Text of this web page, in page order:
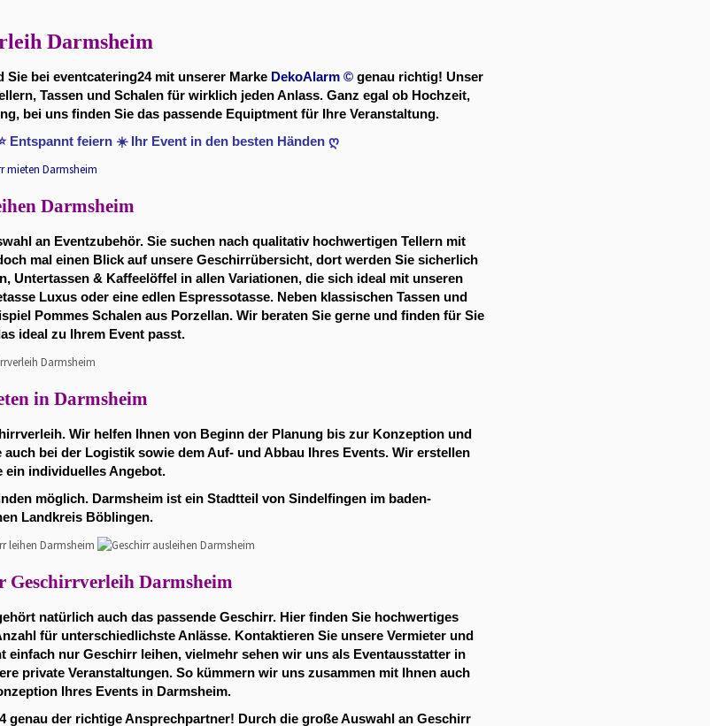
Darmsheim
bei eventcatering24 mit unserer Marke DekoAlarm © genau richtig! Unser
Tassen und Schalen für wirklich jeden Anlass. Ganz egal ob Hochzeit,
bei uns finden Sie das passende Equiptment für Ihre Veranstaltung.
Entspannt feiern ☀️ Ihr Event in den besten Händen ღ
Darmsheim
an Eventzubehör. Sie suchen nach qualitativ hochwertigen Tellern mit
mal einen Blick auf unsere Geschirrübersicht, dort werden Sie sicherlich
Untertassen & Kaffeelöffel in allen Variationen, die sich ideal mit unseren
Luxus oder eine edlen Espressotasse. Neben klassischen Tassen und
Pommes Schalen aus Porzellan. Wir beraten Sie gerne und finden für Sie
ideal zu Ihrem Event passt.
in Darmsheim
Wir helfen Ihnen von Beginn der Planung bis zur Konzeption und
bei der Logistik sowie dem Auf- und Abbau Ihres Events. Wir erstellen
ein individuelles Angebot.
möglich. Darmsheim ist ein Stadtteil von Sindelfingen im baden-
Landkreis Böblingen.
Geschirrverleih Darmsheim
natürlich auch das passende Geschirr. Hier finden Sie hochwertiges
für unterschiedlichste Anlässe. Kontaktieren Sie unsere Vermieter und
einfach nur Geschirr leihen, vielmehr sehen wir uns als Eventausstatter in
private Veranstaltungen. So kümmern wir uns zusammen mit Ihnen auch
Ihres Events in Darmsheim.
der richtige Ansprechpartner! Durch die große Auswahl an Geschirr